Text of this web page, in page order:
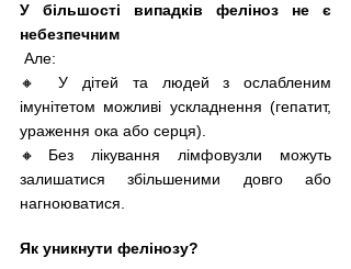
У більшості випадків феліноз не є
небезпечним
Але:
🔸 У дітей та людей з ослабленим
імунітетом можливі ускладнення (гепатит,
ураження ока або серця).
🔸Без лікування лімфовузли можуть
залишатися збільшеними довго або
нагноюватися.
Як уникнути фелінозу?